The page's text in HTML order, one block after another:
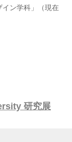
イン学科」（現在
研究展